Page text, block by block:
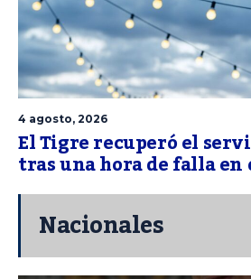
4 agosto, 2026
El Tigre recuperó el
tras una hora de falla
Nacionales